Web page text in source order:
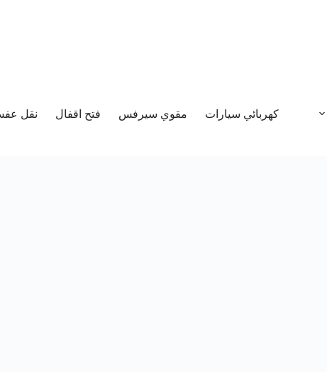
كهربائي سيارات مقوي سيرفس فتح اقفال نقل